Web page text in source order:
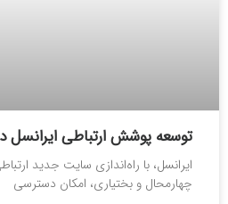
توسعه پوشش ارتباطی ایرانسل
ایرانسل، با راه‌اندازی سایت جدید
چهارمحال و بختیاری، امکان دسترسی